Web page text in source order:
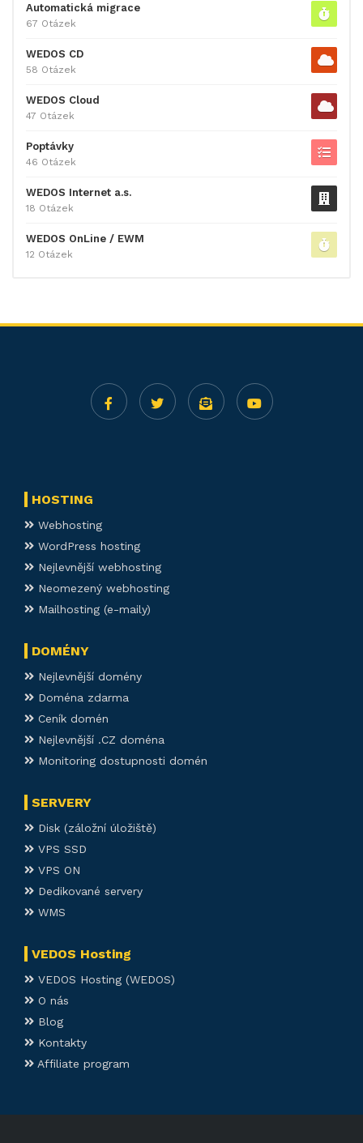
Automatická migrace
67 Otázek
WEDOS CD
58 Otázek
WEDOS Cloud
47 Otázek
Poptávky
46 Otázek
WEDOS Internet a.s.
18 Otázek
WEDOS OnLine / EWM
12 Otázek
HOSTING
Webhosting
WordPress hosting
Nejlevnější webhosting
Neomezený webhosting
Mailhosting (e-maily)
DOMÉNY
Nejlevnější domény
Doména zdarma
Ceník domén
Nejlevnější .CZ doména
Monitoring dostupnosti domén
SERVERY
Disk (záložní úložiště)
VPS SSD
VPS ON
Dedikované servery
WMS
VEDOS Hosting
VEDOS Hosting (WEDOS)
O nás
Blog
Kontakty
Affiliate program